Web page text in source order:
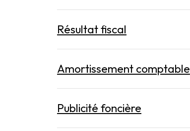
Résultat fiscal
Amortissement comptable
Publicité foncière